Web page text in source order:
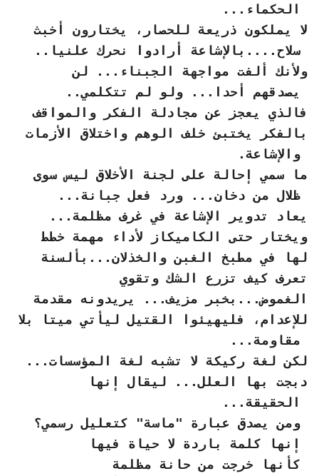
الحكماء...
لا يملكون ذريعة للحصار، يختارون أخبث
سلاح....بالإشاعة أرادوا نحرك علنيا..
ولأنك ألفت مواجهة الجبناء... لن
يصدقهم أحدا... ولو لم تتكلمي..
فالذي يعجز عن مجادلة الفكر والمواقف
بالفكر يختبئ خلف الوهم واختلاق الأزمات
والإشاعة.
ما سمي إحالة على لجنة الأخلاق ليس سوى
ظلال من دخان... ورد فعل جبانة...
يعاد تدوير الإشاعة في غرف مظلمة...
ويختار حتى الكاميكاز لأداء مهمة خطط
لها في مطبخ الغبن والخذلان...بألسنة
تعرف كيف تزرع الشك وتقوي
الغموض...بخبر مزيف... يريدونه مقدمة
للإعدام، فليهيئوا القتيل ليأتي ميتا بلا
مقاومة...
لكن لغة ركيكة لا تشبه لغة المؤسسات...
دبجت بها العلل... ليقال إنها
الحقيقة...
ومن يصدق عبارة "ماسة" كتعليل رسمي؟
إنها كلمة باردة لا حياة فيها
كأنها خرجت من حانة مظلمة